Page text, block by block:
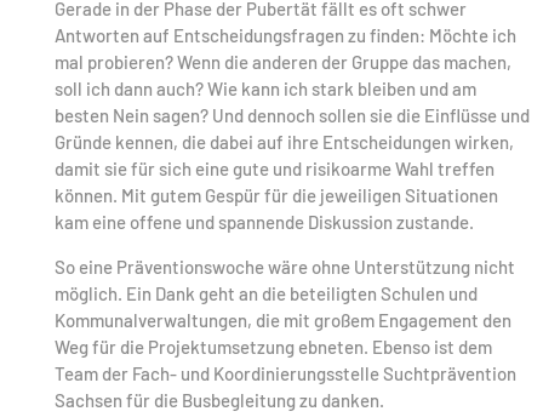
Gerade in der Phase der Pubertät fällt es oft schwer
Antworten auf Entscheidungsfragen zu finden: Möchte ich
mal probieren? Wenn die anderen der Gruppe das machen,
soll ich dann auch? Wie kann ich stark bleiben und am
besten Nein sagen? Und dennoch sollen sie die Einflüsse und
Gründe kennen, die dabei auf ihre Entscheidungen wirken,
damit sie für sich eine gute und risikoarme Wahl treffen
können. Mit gutem Gespür für die jeweiligen Situationen
kam eine offene und spannende Diskussion zustande.
So eine Präventionswoche wäre ohne Unterstützung nicht
möglich. Ein Dank geht an die beteiligten Schulen und
Kommunalverwaltungen, die mit großem Engagement den
Weg für die Projektumsetzung ebneten. Ebenso ist dem
Team der Fach- und Koordinierungsstelle Suchtprävention
Sachsen für die Busbegleitung zu danken.